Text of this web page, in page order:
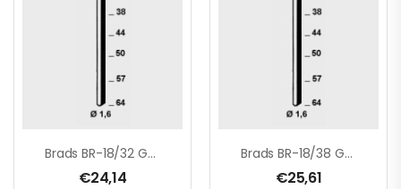
Brads BR-18/32 Galva
€24,14
Brads BR-18/38 Galva
€25,61